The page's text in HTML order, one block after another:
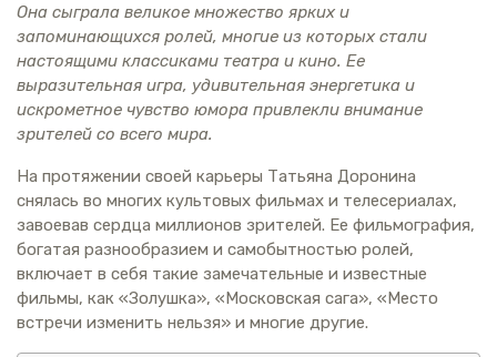
Она сыграла великое множество ярких и
запоминающихся ролей, многие из которых стали
настоящими классиками театра и кино. Ее
выразительная игра, удивительная энергетика и
искрометное чувство юмора привлекли внимание
зрителей со всего мира.
На протяжении своей карьеры Татьяна Доронина
снялась во многих культовых фильмах и телесериалах,
завоевав сердца миллионов зрителей. Ее фильмография,
богатая разнообразием и самобытностью ролей,
включает в себя такие замечательные и известные
фильмы, как «Золушка», «Московская сага», «Место
встречи изменить нельзя» и многие другие.